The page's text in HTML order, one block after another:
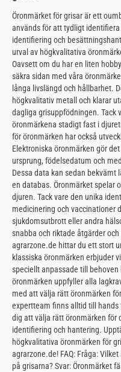
Öronmärket för grisar är ett
används för att tydligt
identifiering och
urval av högkvalitativa
Oavsett om du har en liten
säkra sidan med våra
långa livslängd och hållbarhet.
högkvalitativ metall och klarar
dagliga grisuppfödningen. Tack
öronmärkena stadigt fast i
för öronmärken har också
Elektroniska öronmärken gör
ursprung, födelsedatum och
Dessa data kan sedan bekvämt
en databas. Öronmärket spelar
djuren. Tack vare den unika
medicinering och vaccinationer
sjukdomsutbrott eller andra
snabba och riktade åtgärder
agrarzone.de hittar du ett stort
klassiska öronmärken erbjuder
speciellt anpassade till
öronmärken uppfyller alla
med att välja rätt öronmärken
expertteam finns alltid till
dig att välja rätt öronmärken för
identifiering och hantering.
högkvalitativa öronmärken för
agrarzone.de! FAQ: Fråga:
på grisarna? Svar: Öronmärket